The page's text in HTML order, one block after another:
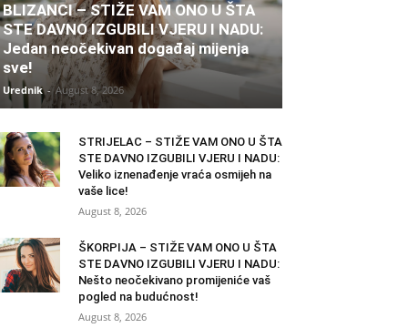
BLIZANCI – STIŽE VAM ONO U ŠTA
STE DAVNO IZGUBILI VJERU I NADU:
Jedan neočekivan događaj mijenja
sve!
Urednik - August 8, 2026
STRIJELAC – STIŽE VAM ONO U ŠTA
STE DAVNO IZGUBILI VJERU I NADU:
Veliko iznenađenje vraća osmijeh na
vaše lice!
August 8, 2026
ŠKORPIJA – STIŽE VAM ONO U ŠTA
STE DAVNO IZGUBILI VJERU I NADU:
Nešto neočekivano promijeniće vaš
pogled na budućnost!
August 8, 2026